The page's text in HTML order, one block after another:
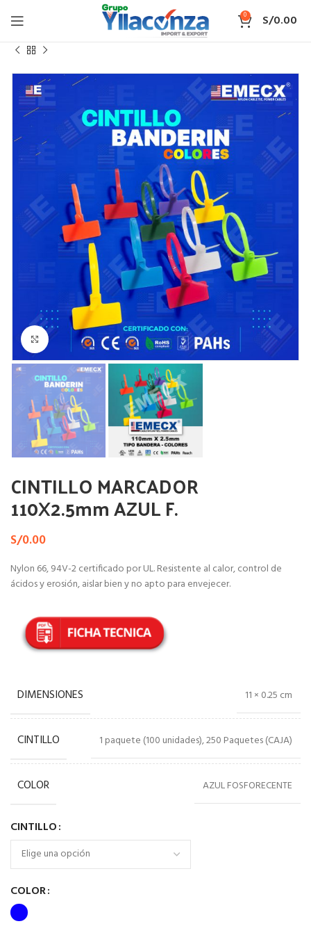
0 S/0.00
CINTILLO MARCADOR O TIPO BANDERA COLORES
Haga Click para agrandar
CINTILLO MARCADOR
110X2.5mm AZUL F.
S/0.00
Nylon 66, 94V-2 certificado por UL. Resistente al calor, control de
ácidos y erosión, aislar bien y no apto para envejecer.
DIMENSIONES 11 × 0.25 cm
CINTILLO 1 paquete (100 unidades), 250 Paquetes (CAJA)
COLOR AZUL FOSFORECENTE
CINTILLO
COLOR